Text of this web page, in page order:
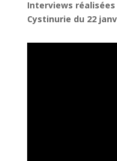
Interviews
Cystinurie du 22